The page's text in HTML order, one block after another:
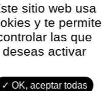
sitio web usa
y te permite
las que
deseas activar
OK, aceptar todas